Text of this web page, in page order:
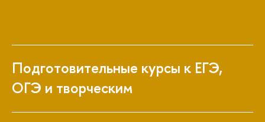
Подготовительные курсы к ЕГЭ,
ОГЭ и творческим